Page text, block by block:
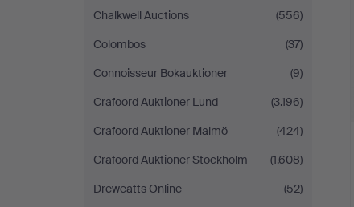
Chalkwell Auctions
(556)
Colombos
(37)
Connoisseur Bokauktioner
(9)
Crafoord Auktioner Lund
(3.196)
Crafoord Auktioner Malmö
(424)
Crafoord Auktioner Stockholm
(1.608)
Dreweatts Online
(52)